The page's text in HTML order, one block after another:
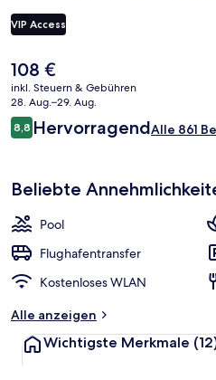
Gastronomieangebot umfasst 5
Weitere Highlights wie ein
Andere Reisende loben den
VIP Access
Der
aktuelle
Preis
beträgt
108 €.
108 €
inkl. Steuern & Gebühren
28. Aug.–29. Aug.
Bewertungen
8,88,8 von 10.
HervorragendAlle 861
Beliebte
Pool
Flughafentransfer
Kostenloses WLAN
Alle anzeigen
Wichtigste Merkmale